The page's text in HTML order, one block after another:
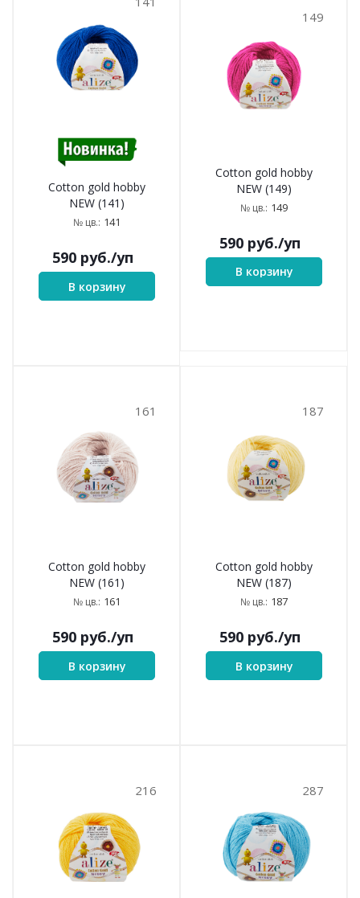
Cotton gold hobby
NEW (141)
№ цв.: 141
590 руб./уп
В корзину
149
Cotton gold hobby
NEW (149)
№ цв.: 149
590 руб./уп
В корзину
161
Cotton gold hobby
NEW (161)
№ цв.: 161
590 руб./уп
В корзину
187
Cotton gold hobby
NEW (187)
№ цв.: 187
590 руб./уп
В корзину
216 287